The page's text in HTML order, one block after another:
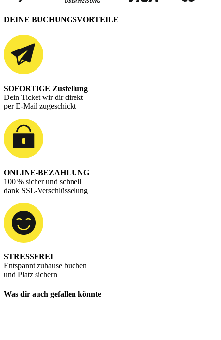
DEINE BUCHUNGSVORTEILE
SOFORTIGE Zustellung
Dein Ticket wir dir direkt
per E-Mail zugeschickt
ONLINE-BEZAHLUNG
100 % sicher und schnell
dank SSL-Verschlüsselung
STRESSFREI
Entspannt zuhause buchen
und Platz sichern
Was dir auch gefallen könnte